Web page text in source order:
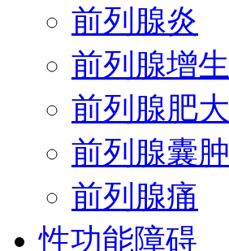
前列腺炎
前列腺增生
前列腺肥大
前列腺囊肿
前列腺痛
性功能障碍